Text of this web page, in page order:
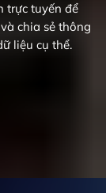
trực tuyến để
chia sẻ thông
liệu cụ thể.